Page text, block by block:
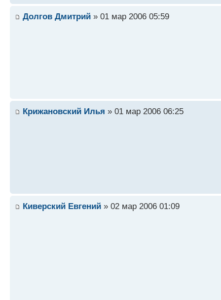
Долгов Дмитрий » 01 мар 2006 05:59
Крижановский Илья » 01 мар 2006 06:25
Киверский Евгений » 02 мар 2006 01:09